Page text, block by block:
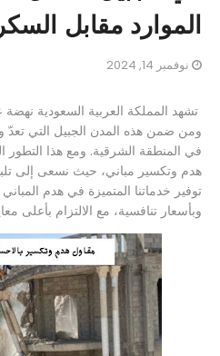
الموارد مقابل
نوفمبر 14, 2024
تشهد المملكة العربية السعودية نهضة
ومن ضمن هذه المدن الجبيل التي تعدّ
في المنطقة الشرقية. ومع هذا التطور
هدم وتكسير مباني، حيث نسعى إلى
توفير خدماتنا المتميزة في هدم
وبأسعار تنافسية، مع الالتزام بأعلى